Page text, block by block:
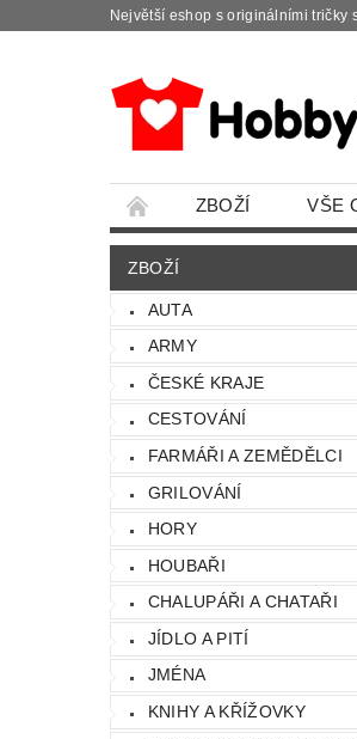
Největší eshop s originálními tričky
ZBOŽÍ VŠE
ZBOŽÍ
AUTA
ARMY
ČESKÉ KRAJE
CESTOVÁNÍ
FARMÁŘI A ZEMĚDĚLCI
GRILOVÁNÍ
HORY
HOUBAŘI
CHALUPÁŘI A CHATAŘI
JÍDLO A PITÍ
JMÉNA
KNIHY A KŘÍŽOVKY